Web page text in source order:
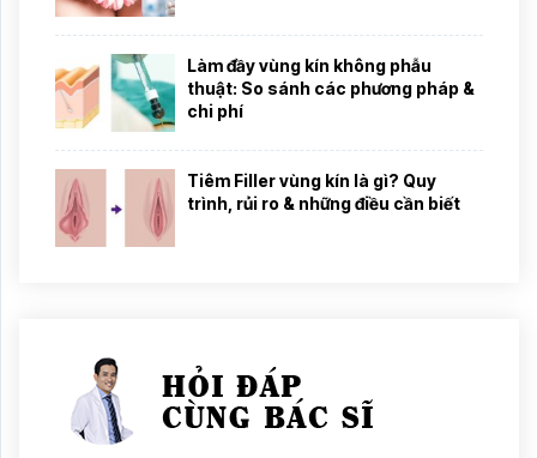
Làm đầy vùng kín không phẫu
thuật: So sánh các phương pháp &
chi phí
Tiêm Filler vùng kín là gì? Quy
trình, rủi ro & những điều cần biết